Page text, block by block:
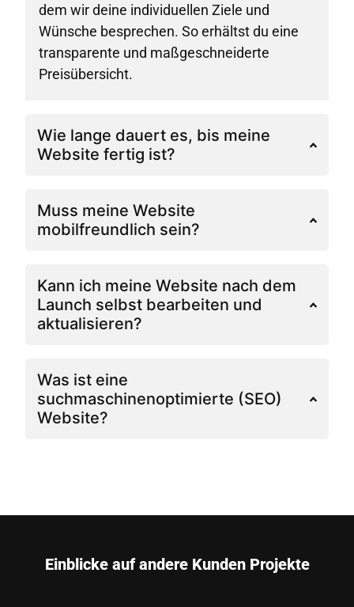
dem wir deine individuellen Ziele und
Wünsche besprechen. So erhältst du eine
transparente und maßgeschneiderte
Preisübersicht.
Wie lange dauert es, bis meine
Website fertig ist?
Muss meine Website
mobilfreundlich sein?
Kann ich meine Website nach dem
Launch selbst bearbeiten und
aktualisieren?
Was ist eine
suchmaschinenoptimierte (SEO)
Website?
Einblicke auf andere Kunden Projekte